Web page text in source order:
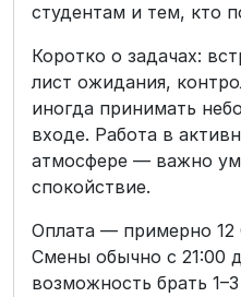
студентам и тем, кто
Коротко о задачах:
лист ожидания,
иногда принимать
входе. Работа в
атмосфере — важно
спокойствие.
Оплата — примерно 12
Смены обычно с 21:00
возможность брать